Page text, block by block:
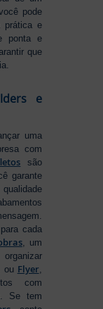
pode
prática e
ponta e
que
e
uma
com
são
garante
cada
, um
ou Flyer,
com
Se tem